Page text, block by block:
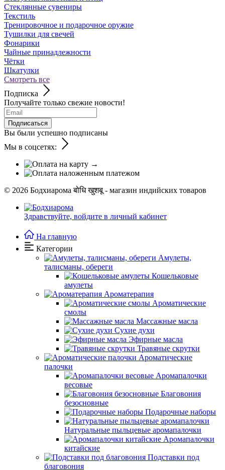
Стеклянные сувениры
Текстиль
Тренировочное и подарочное оружие
Тушилки для свечей
Фонарики
Чайные принадлежности
Чётки
Шкатулки
Смотреть все
Подписка
Получайте только свежие новости!
Подписаться
Вы были успешно подписаны
Мы в соцсетях:
© 2026 Бодхиарома बोधि खुशबू - магазин индийских товаров
Здравствуйте, войдите в личный кабинет
На главную
Категории
Амулеты,
талисманы, обереги
Кошельковые
амулеты
Ароматерапия
Ароматические
смолы
Массажные масла
Сухие духи
Эфирные масла
Травяные скрутки
Ароматические
палочки
Аромапалочки
весовые
Благовония
безосновные
Подарочные наборы
Натуральные пыльцевые аромапалочки
Аромапалочки
китайские
Подставки под
благовония